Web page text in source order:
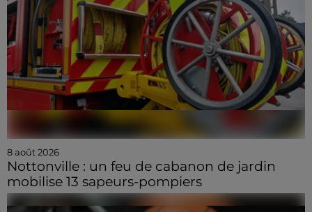
8 août 2026
Nottonville : un feu de cabanon de jardin
mobilise 13 sapeurs-pompiers